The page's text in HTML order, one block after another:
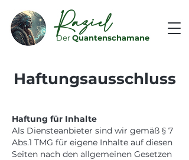
Raziel
DerQuantenschamane
Haftungsausschluss
Haftung für Inhalte
Als Diensteanbieter sind wir gemäß § 7
Abs.1 TMG für eigene Inhalte auf diesen
Seiten nach den allgemeinen Gesetzen